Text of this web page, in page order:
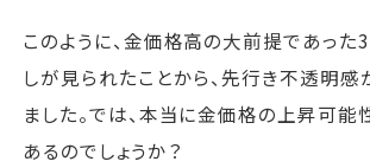
このように、金価格高の大前提であっ
しが見られたことから、先行き不透明感
ました。では、本当に金価格の上昇可能
あるのでしょうか？